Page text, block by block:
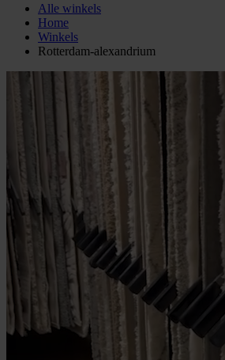
Alle winkels
Home
Winkels
Rotterdam-alexandrium
Roobol
Rotterdam
Open morgen om
09:15
Bekijk
openingstijden
Woonboulevard
Alexandrium
Watermanweg 31
3067 GA Rotterdam